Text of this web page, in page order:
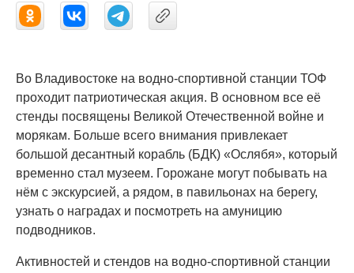
Во Владивостоке на водно-спортивной станции ТОФ
проходит патриотическая акция. В основном все её
стенды посвящены Великой Отечественной войне и
морякам. Больше всего внимания привлекает
большой десантный корабль (БДК) «Ослябя», который
временно стал музеем. Горожане могут побывать на
нём с экскурсией, а рядом, в павильонах на берегу,
узнать о наградах и посмотреть на амуницию
подводников.
Активностей и стендов на водно-спортивной станции